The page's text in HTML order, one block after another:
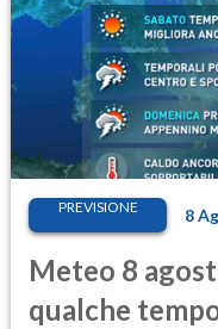
PREVISIONE 8
Meteo 8
qualche